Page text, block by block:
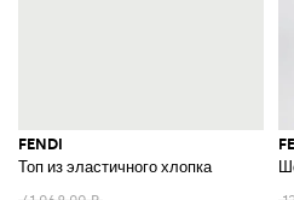
FENDI
Топ из эластичного хлопка